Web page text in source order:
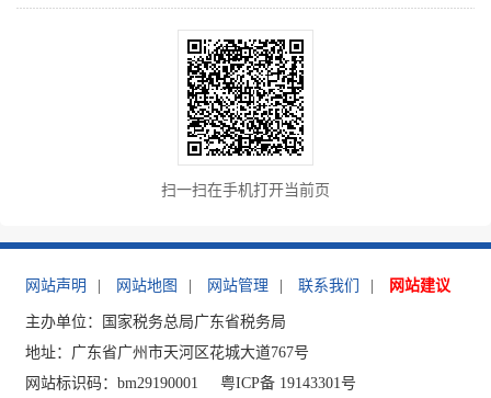
扫一扫在手机打开当前页
网站声明 网站地图 网站管理 联系我们 网站建议
主办单位：国家税务总局广东省税务局
地址：广东省广州市天河区花城大道767号
网站标识码：bm29190001
粤ICP备 19143301号